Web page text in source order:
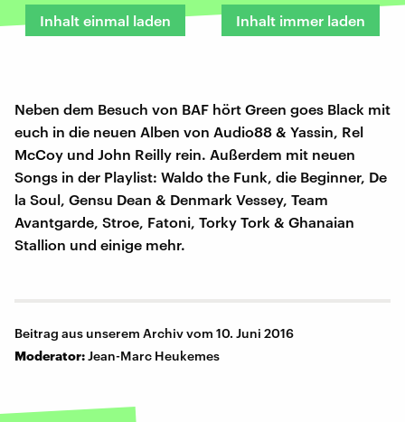
Inhalt einmal laden Inhalt immer laden
Neben dem Besuch von BAF hört Green goes Black mit
euch in die neuen Alben von Audio88 & Yassin, Rel
McCoy und John Reilly rein. Außerdem mit neuen
Songs in der Playlist: Waldo the Funk, die Beginner, De
la Soul, Gensu Dean & Denmark Vessey, Team
Avantgarde, Stroe, Fatoni, Torky Tork & Ghanaian
Stallion und einige mehr.
Beitrag aus unserem Archiv vom 10. Juni 2016
Moderator:Jean-Marc Heukemes